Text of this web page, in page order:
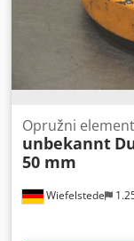
Wiefelstede
Opružni
unbekannt
50 mm